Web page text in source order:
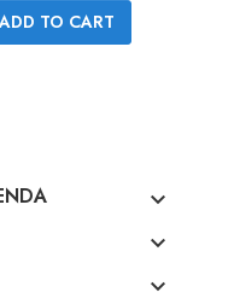
ADD TO CART


